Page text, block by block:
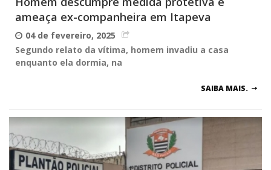
ameaça ex-companheira em Itapeva
04 de fevereiro, 2025
Segundo relato da vítima, homem invadiu a casa
enquanto ela dormia, na
SAIBA MAIS.